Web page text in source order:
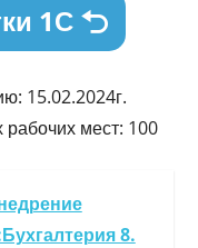
1С
15.02.2024г.
мест: 100
8.